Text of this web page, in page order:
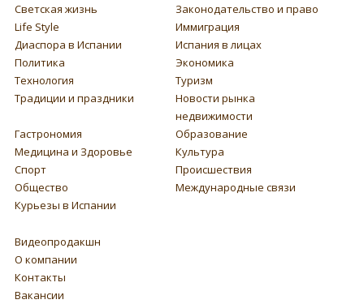
Светская жизнь
Законодательство и право
Life Style
Иммиграция
Диаспора в Испании
Испания в лицах
Политика
Экономика
Технология
Туризм
Традиции и праздники
Новости рынка
недвижимости
Гастрономия
Образование
Медицина и Здоровье
Культура
Спорт
Происшествия
Общество
Международные связи
Курьезы в Испании
Видеопродакшн
О компании
Контакты
Вакансии